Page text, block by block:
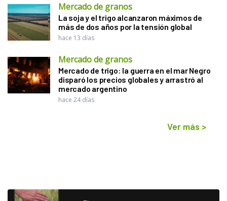
Mercado de granos
La soja y el trigo alcanzaron máximos de
más de dos años por la tensión global
hace 13 días
Mercado de granos
Mercado de trigo: la guerra en el mar Negro
disparó los precios globales y arrastró al
mercado argentino
hace 24 días
Ver más >